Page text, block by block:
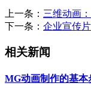
上一条： 三维动画
下一条： 企业宣传
相关新闻
MG动画制作的基本